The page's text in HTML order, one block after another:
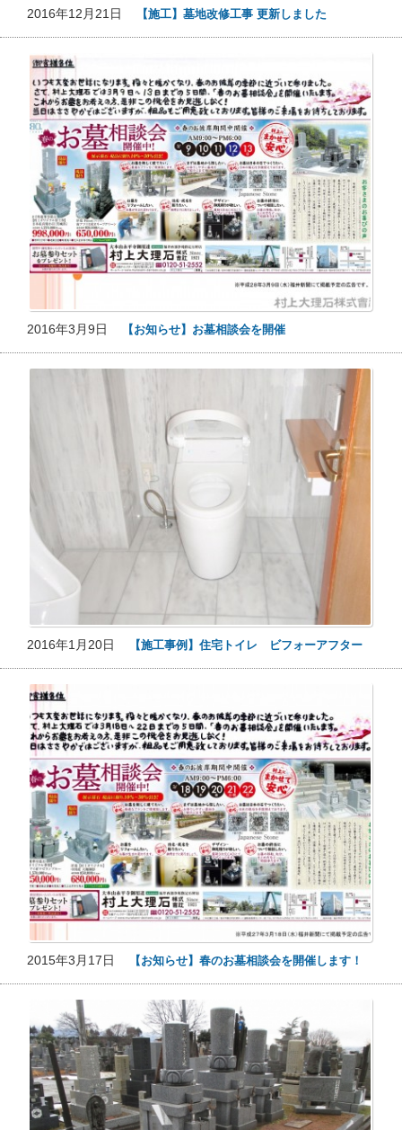
2016年12月21日 【施工】墓地改修工事 更新しました
2016年3月9日 【お知らせ】お墓相談会を開催
2016年1月20日 【施工事例】住宅トイレ ビフォーアフター
2015年3月17日 【お知らせ】春のお墓相談会を開催します！